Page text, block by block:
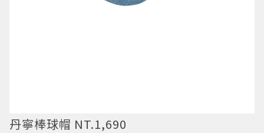
丹寧棒球帽 NT.1,690